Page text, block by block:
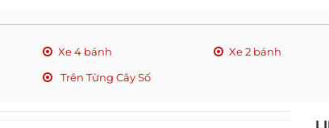
Xe 4 bánh Xe 2 bánh
Trên Từng Cây Số